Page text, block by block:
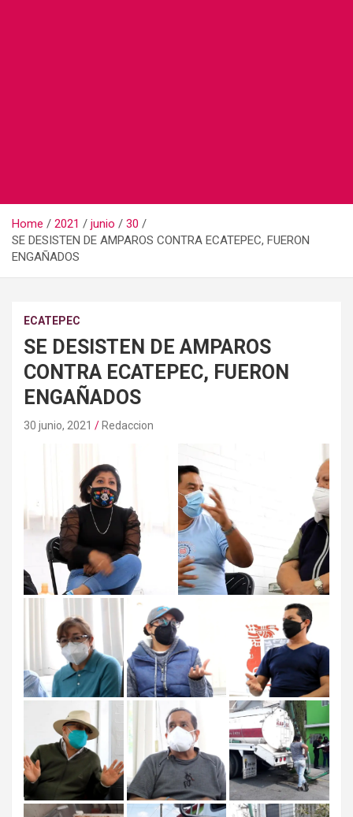
Home 2021 junio
30
SE DESISTEN DE AMPAROS CONTRA ECATEPEC, FUERON
ENGAÑADOS
ECATEPEC
SE DESISTEN DE AMPAROS
CONTRA ECATEPEC, FUERON
ENGAÑADOS
30 junio, 2021 Redaccion